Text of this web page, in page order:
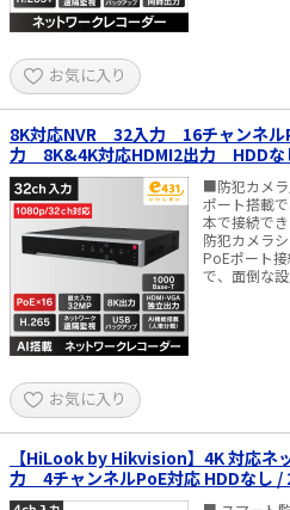
USB 2.0×2
オーディオ
ィオ機能）
ONVIF対応
プリ対応 ・
んので、お
・外部電源
2.43A（8ch
4.82W（8ch
4ch：
注意：予め
り、商品改
る場合があ
新・旧異な
ター・ディ
す。 ※一部
け付けず、
■付属品■ 本
はハードデ
SATA形式の
があります。
ケーブル (2
し電源供給
ート搭載
時再生：最
ch@1080p
H.265 /
60Mbps /
プ対応 電源
属）・10W
ついて】 PC
推奨してお
画機の信号
タ、電源コ
かんたんガ
さい 詳
■Windows
フト → ダ
お気に入り
8K対応NVR 32入力 16チャンネ
力 8K&4K対応HDMI2出力 HDDな
■防犯カメラ
ポート搭載
本で接続で
防犯カメラ
PoEポート
で、面倒な
ラとの組み
能。HDMI
まで対応 ＊
示・操作は
リックで切り
知 ディープ
に識別する
を排除し、
お気に入り
【HiLook by Hikvision】4K 対応ネ
力 4チャンネルPoE対応 HDDなし /